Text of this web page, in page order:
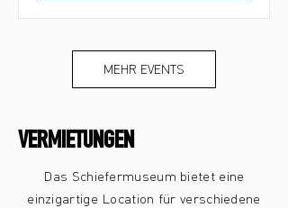
MEHR EVENTS
VERMIETUNGEN
Das Schiefermuseum bietet eine
einzigartige Location für verschiedene